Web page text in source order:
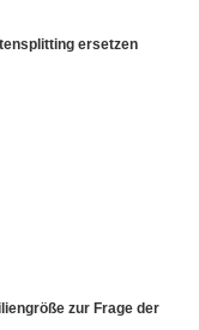
ersetzen
zur Frage der